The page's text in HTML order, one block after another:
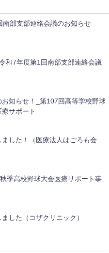
部支部連絡会議のお知らせ
和7年度第1回南部支部連絡会議
知らせ！_第107回高等学校野球
サポート
ました！（医療法人はごろも会
季高校野球大会医療サポート事
した（コザクリニック）